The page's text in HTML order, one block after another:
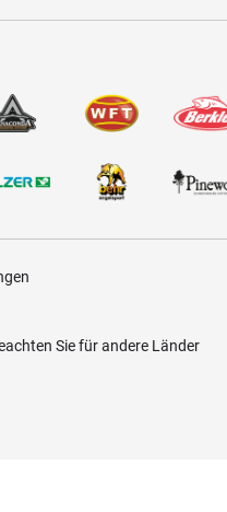
Sie für andere Länder